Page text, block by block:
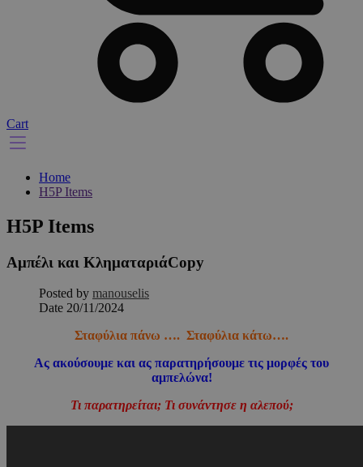
Cart
Home
H5P Items
H5P Items
Αμπέλι και ΚληματαριάCopy
Posted by manouselis
Date 20/11/2024
Σταφύλια πάνω …. Σταφύλια κάτω….
Ας ακούσουμε και ας παρατηρήσουμε τις μορφές του
αμπελώνα!
Τι παρατηρείται; Τι συνάντησε η αλεπού;